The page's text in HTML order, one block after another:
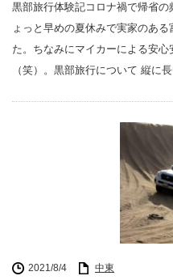
黒部旅行体験記コロナ禍で帰省
ょっと早めの夏休みで実家のあ
た。ちなみにマイカーによる安
（笑）。黒部旅行について 縦に
2021/8/4 中東